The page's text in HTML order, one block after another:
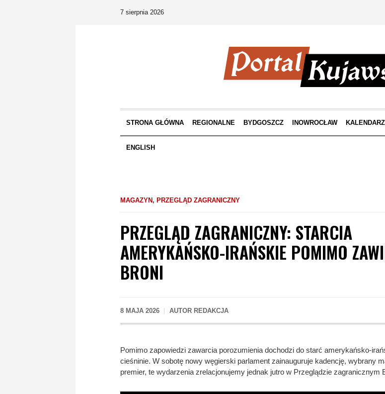
7 sierpnia 2026
STRONA GŁÓWNA REGIONALNE BYDGOSZCZ INOWROCŁAW
ENGLISH
MAGAZYN , PRZEGLĄD ZAGRANICZNY
PRZEGLĄD ZAGRANICZNY: STARCIA
AMERYKAŃSKO-IRAŃSKIE POMIMO
BRONI
8 MAJA 2026 AUTOR REDAKCJA
Pomimo zapowiedzi zawarcia porozumienia dochodzi do starć amerykańsko-
cieśninie. W sobotę nowy węgierski parlament zainauguruje kadencję, wybrany
premier, te wydarzenia zrelacjonujemy jednak jutro w Przeglądzie zagranicznym